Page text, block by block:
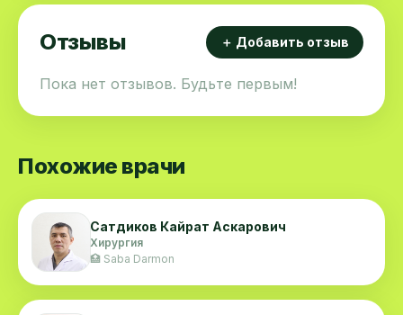
Отзывы ＋ Добавить отзыв
Пока нет отзывов. Будьте первым!
Похожие врачи
Сатдиков Кайрат Аскарович
Хирургия
🏥 Saba Darmon